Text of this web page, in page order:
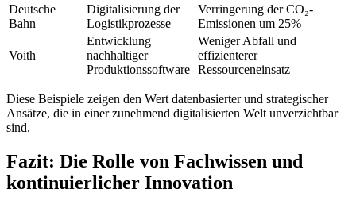
Deutsche
Bahn
Digitalisierung der
Logistikprozesse
Verringerung der CO₂-
Emissionen um 25%
Voith
Entwicklung
nachhaltiger
Produktionssoftware
Weniger Abfall und
effizienterer
Ressourceneinsatz
Diese Beispiele zeigen den Wert datenbasierter und strategischer
Ansätze, die in einer zunehmend digitalisierten Welt unverzichtbar
sind.
Fazit: Die Rolle von Fachwissen und
kontinuierlicher Innovation